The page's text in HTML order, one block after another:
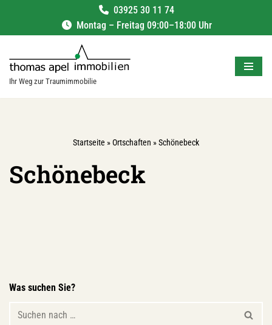
Zum
springen
03925 30 11 74
Montag – Freitag 09:00–18:00 Uhr
Ihr Weg zur Traumimmobilie
Startseite »Ortschaften »Schönebeck
Schönebeck
Was suchen Sie?